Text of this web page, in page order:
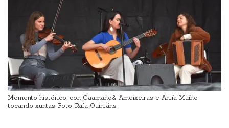
Momento histórico, con Caamaño& Ameixeiras e Antía Muíño
tocando xuntas-Foto-Rafa Quintáns